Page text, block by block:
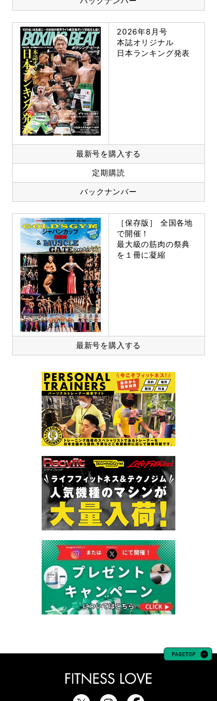
2026年8月号
本誌オリジナル
日本ランキング発表
最新号を購入する
定期購読
バックナンバー
［保存版］ 全国各地
で開催！
最大級の筋肉の祭典
を１冊に凝縮
最新号を購入する